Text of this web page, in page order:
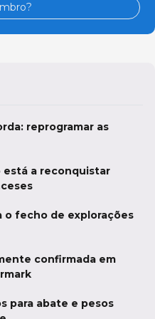
reprogramar as
está a reconquistar
o fecho de explorações
confirmada em
para abate e pesos